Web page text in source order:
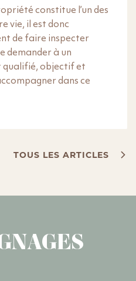
constitue l’un des
vie, il est donc
de faire inspecter
demander à un
qualifié, objectif et
dans ce
TOUS LES ARTICLES